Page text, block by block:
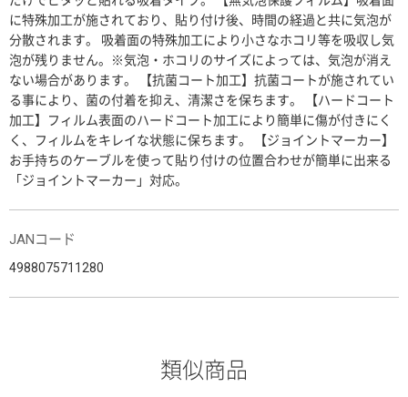
に特殊加工が施されており、貼り付け後、時間の経過と共に気泡が
分散されます。 吸着面の特殊加工により小さなホコリ等を吸収し気
泡が残りません。※気泡・ホコリのサイズによっては、気泡が消え
ない場合があります。 【抗菌コート加工】抗菌コートが施されてい
る事により、菌の付着を抑え、清潔さを保ちます。 【ハードコート
加工】フィルム表面のハードコート加工により簡単に傷が付きにく
く、フィルムをキレイな状態に保ちます。 【ジョイントマーカー】
お手持ちのケーブルを使って貼り付けの位置合わせが簡単に出来る
「ジョイントマーカー」対応。
JANコード
4988075711280
類似商品